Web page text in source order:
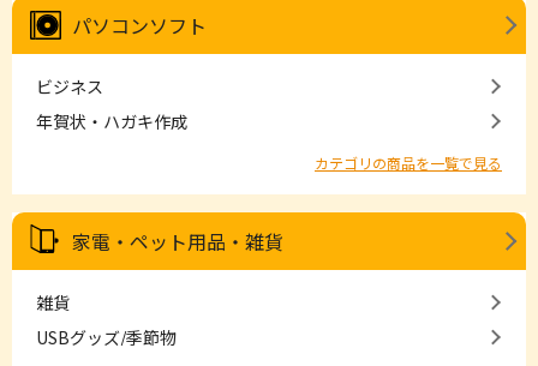
パソコンソフト
ビジネス
年賀状・ハガキ作成
カテゴリの商品を一覧で見る
家電・ペット用品・雑貨
雑貨
USBグッズ/季節物